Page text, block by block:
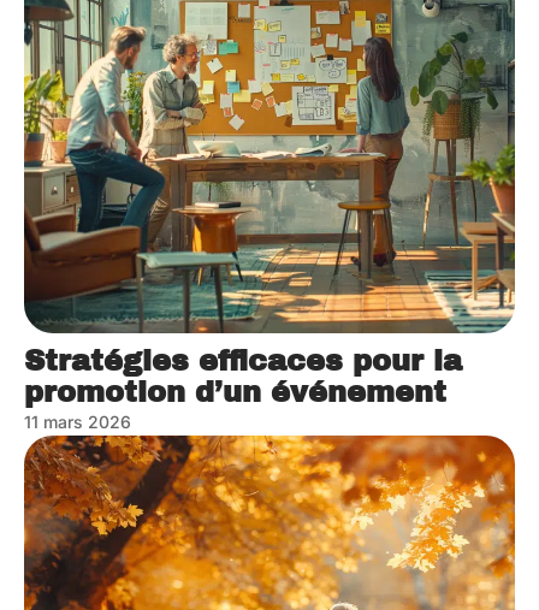
Stratégies efficaces pour la
promotion d’un événement
11 mars 2026